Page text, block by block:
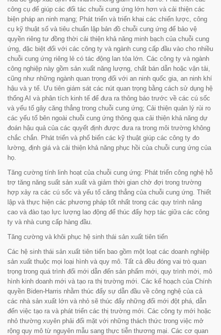
công cụ để giúp các đối tác chuỗi cung ứng lớn hơn và cải thiện các
biện pháp an ninh mạng; Phát triển và triển khai các chiến lược, công
cụ kỹ thuật số và tiêu chuẩn lập bản đồ chuỗi cung ứng để bảo vệ
quyền riêng tư đồng thời cải thiện khả năng minh bạch của chuỗi cung
ứng, đặc biệt đối với các công ty và ngành cung cấp đầu vào cho nhiều
chuỗi cung ứng riêng lẻ có tác động lan tỏa lớn. Các công ty và ngành
công nghiệp này gồm sản xuất năng lượng, chất bán dẫn hoặc vận tải,
cũng như những ngành quan trọng đối với an ninh quốc gia, an ninh khí
hậu và y tế. Ưu tiên giám sát các nút quan trọng bằng cách sử dụng hệ
thống AI và phân tích kinh tế để đưa ra thông báo trước về các cú sốc
và yếu tố gây căng thẳng trong chuỗi cung ứng; Cải thiện quản lý rủi ro
các yếu tố bên ngoài chuỗi cung ứng thông qua cải thiện khả năng dự
đoán hậu quả của các quyết định được đưa ra trong môi trường không
chắc chắn. Phát triển và phổ biến các kỹ thuật giúp các công ty đo
lường, định giá và cải thiện khả năng phục hồi của chuỗi cung ứng của
họ.
Tăng cường tính linh hoạt của chuỗi cung ứng: Phát triển công nghệ hỗ
trợ tăng năng suất sản xuất và giảm thời gian chờ đợi trong trường
hợp xảy ra các cú sốc và yếu tố căng thẳng của chuỗi cung ứng. Thiết
lập và thực hiện các phương pháp tốt nhất trong các quy trình nâng
cao và đào tạo lực lượng lao động để thúc đẩy hợp tác giữa các công
ty và nhà cung cấp hàng đầu.
Tăng cường và khôi phục hệ sinh thái sản xuất tiên tiến
Các hệ sinh thái sản xuất tiên tiến bao gồm một loạt các doanh nghiệp
sản xuất thuộc mọi loại hình và quy mô. Tất cả đều đóng vai trò quan
trọng trong quá trình đổi mới dẫn đến sản phẩm mới, quy trình mới, mô
hình kinh doanh mới và tạo ra thị trường mới. Các kế hoạch của Chính
quyền Biden-Harris nhằm thúc đẩy sự dẫn đầu về công nghệ của cả
các nhà sản xuất lớn và nhỏ sẽ thúc đẩy những đổi mới đột phá, dẫn
đến việc tạo ra và phát triển các thị trường mới. Các công ty mới hoặc
nhỏ thường xuyên phải đối mặt với những thách thức trong việc mở
rộng quy mô từ nguyên mẫu sang thực tiễn thương mại. Các cơ quan